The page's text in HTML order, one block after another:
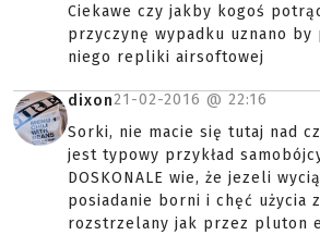
Ciekawe czy jakby kogoś
przyczynę wypadku uznano by
niego repliki airsoftowej
dixon21-02-2016 @ 22:16
Sorki, nie macie się tutaj nad
jest typowy przykład
DOSKONALE wie, że jezeli
posiadanie borni i chęć użycia
rozstrzelany jak przez pluton